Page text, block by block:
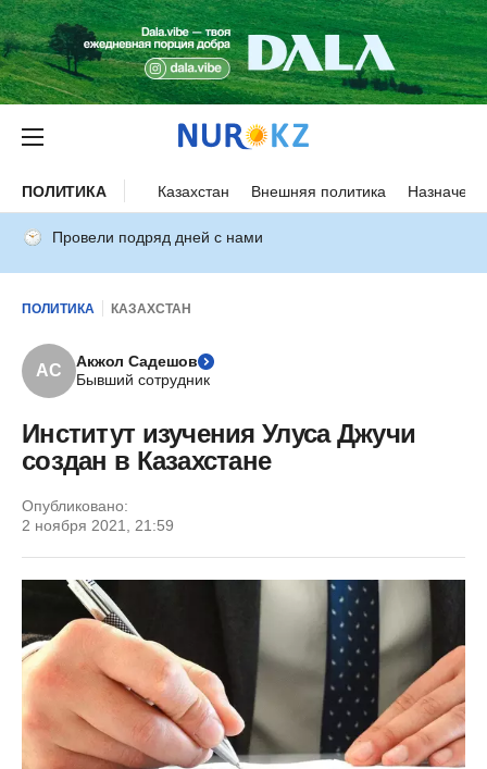
ПОЛИТИКА Казахстан Внешняя политика
Провели подряд дней с нами
ПОЛИТИКА КАЗАХСТАН
АС
Акжол Садешов
Бывший сотрудник
Институт изучения Улуса Джучи
создан в Казахстане
Опубликовано:
2 ноября 2021, 21:59